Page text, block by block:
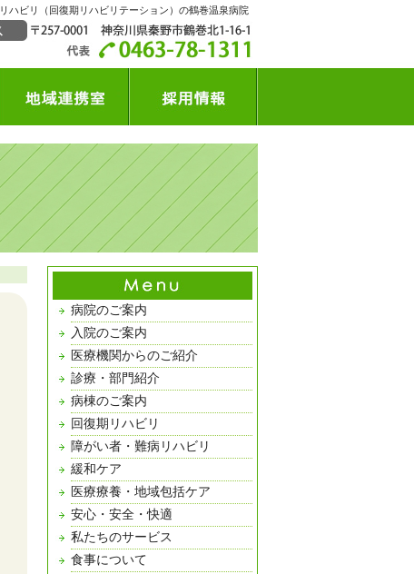
リハビリ（回復期リハビリテーション）の鶴巻温泉病院
病院のご案内
入院のご案内
医療機関からのご紹介
診療・部門紹介
病棟のご案内
回復期リハビリ
障がい者・難病リハビリ
緩和ケア
医療療養・地域包括ケア
安心・安全・快適
私たちのサービス
食事について